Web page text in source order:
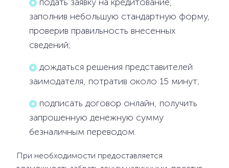
заполнив небольшую стандартную форму,
проверив правильность внесенных
сведений;
дождаться решения представителей
заимодателя, потратив около 15 минут;
подписать договор онлайн, получить
запрошенную денежную сумму
безналичным переводом.
При необходимости предоставляется